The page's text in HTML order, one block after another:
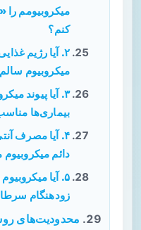
میکروبیومم
کنم؟
۲. آیا رژیم
میکروبیوم
۳. آیا پیوند
بیماری‌ها
۴. آیا مصرف
دائم
۵. آیا
زودهنگام
محدودیت‌های